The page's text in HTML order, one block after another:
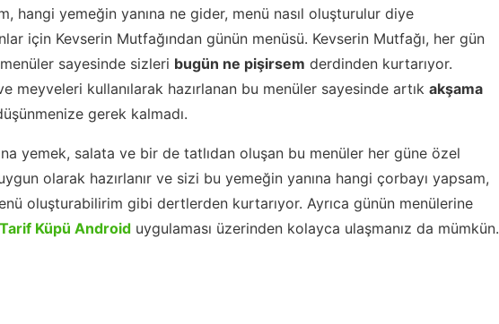
hangi yemeğin yanına ne gider, menü nasıl oluşturulur diye
için Kevserin Mutfağından günün menüsü. Kevserin Mutfağı, her gün
sayesinde sizleri bugün ne pişirsem derdinden kurtarıyor.
meyveleri kullanılarak hazırlanan bu menüler sayesinde artık akşama
gerek kalmadı.
yemek, salata ve bir de tatlıdan oluşan bu menüler her güne özel
olarak hazırlanır ve sizi bu yemeğin yanına hangi çorbayı yapsam,
oluşturabilirim gibi dertlerden kurtarıyor. Ayrıca günün menülerine
Tarif Küpü Android uygulaması üzerinden kolayca ulaşmanız da mümkün.